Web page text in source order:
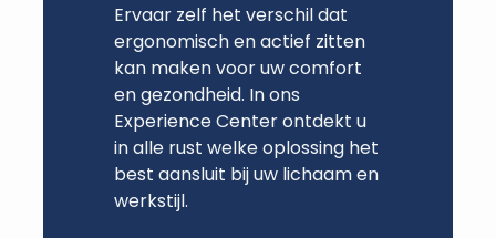
Ervaar zelf het verschil dat
ergonomisch en actief zitten
kan maken voor uw comfort
en gezondheid. In ons
Experience Center ontdekt u
in alle rust welke oplossing het
best aansluit bij uw lichaam en
werkstijl.